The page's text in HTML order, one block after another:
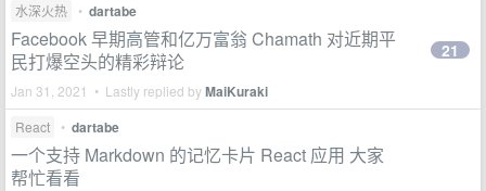
水深火热 • dartabe
Facebook 早期高管和亿万富翁 Chamath 对近期平
民打爆空头的精彩辩论
Jan 31, 2021 • Lastly replied byMaiKuraki
21
React • dartabe
一个支持 Markdown 的记忆卡片 React 应用 大家
帮忙看看